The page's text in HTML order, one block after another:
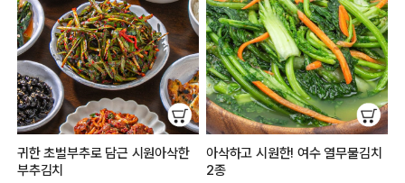
귀한 초벌부추로 담근 시원아삭한
부추김치
아삭하고 시원한! 여수 열무물김치
2종